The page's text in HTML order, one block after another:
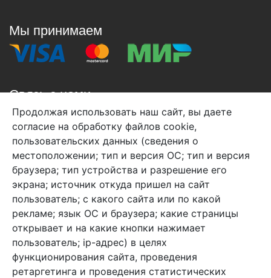
Мы принимаем
Связь с нами
+7 (495) 933-38-08
info@arben-textile.ru- оптовые продажи
Арбен текстиль г. Щелково, пер.
1-й Советский д.25, владение 2.
Мы в соц. сетях
Продолжая использовать наш сайт, вы даете
согласие на обработку файлов cookie,
пользовательских данных (сведения о
местоположении; тип и версия ОС; тип и версия
браузера; тип устройства и разрешение его
экрана; источник откуда пришел на сайт
пользователь; с какого сайта или по какой
рекламе; язык ОС и браузера; какие страницы
открывает и на какие кнопки нажимает
пользователь; ip-адрес) в целях
функционирования сайта, проведения
ретаргетинга и проведения статистических